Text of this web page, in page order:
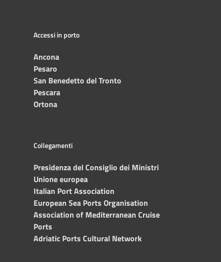
Accessi in porto
Ancona
Pesaro
San Benedetto del Tronto
Pescara
Ortona
Collegamenti
Presidenza del Consiglio dei Ministri
Unione europea
Italian Port Association
European Sea Ports Organisation
Association of Mediterranean Cruise
Ports
Adriatic Ports Cultural Network